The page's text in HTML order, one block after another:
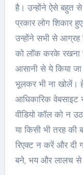
है। उन्होंने ऐसे बहुत से
प्रकार लोग शिकार
उन्होंने सभी से आग्रह
को लॉक करके रखना
आसानी से ये किया
भूलकर भी ना खोलें।
आधिकारिक वेबसाइट
वीडियो कॉल को न
या किसी भी तरह की
रिएक्ट न करें और दी
बने, भय और लालच से